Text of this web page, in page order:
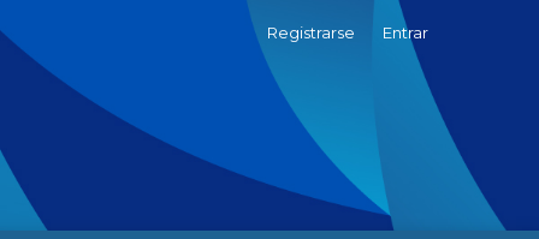
Registrarse Entrar